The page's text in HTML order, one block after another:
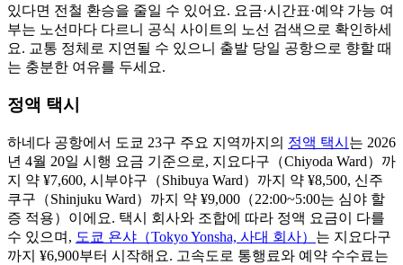
있다면 전철 환승을 줄일 수 있어요. 요금·시간표·예약 가능 여
부는 노선마다 다르니 공식 사이트의 노선 검색으로 확인하세
요. 교통 정체로 지연될 수 있으니 출발 당일 공항으로 향할 때
는 충분한 여유를 두세요.
정액 택시
하네다 공항에서 도쿄 23구 주요 지역까지의 정액 택시 는 2026
년 4월 20일 시행 요금 기준으로, 지요다구（Chiyoda Ward）까
지 약 ¥7,600, 시부야구（Shibuya Ward）까지 약 ¥8,500, 신주
쿠구（Shinjuku Ward）까지 약 ¥9,000（22:00~5:00는 심야 할
증 적용）이에요. 택시 회사와 조합에 따라 정액 요금이 다를
수 있으며, 도쿄 욘샤（Tokyo Yonsha, 사대 회사） 는 지요다구
까지 ¥6,900부터 시작해요. 고속도로 통행료와 예약 수수료는